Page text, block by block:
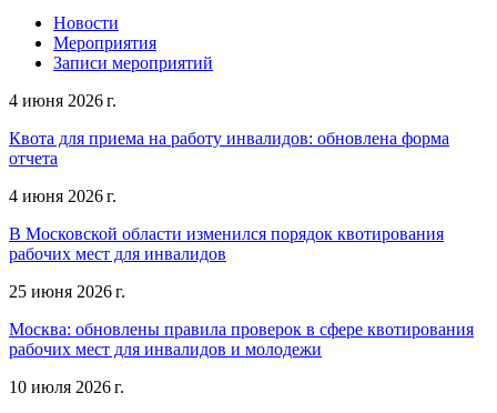
Новости
Мероприятия
Записи мероприятий
4 июня 2026 г.
Квота для приема на работу инвалидов: обновлена форма
отчета
4 июня 2026 г.
В Московской области изменился порядок квотирования
рабочих мест для инвалидов
25 июня 2026 г.
Москва: обновлены правила проверок в сфере квотирования
рабочих мест для инвалидов и молодежи
10 июля 2026 г.